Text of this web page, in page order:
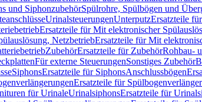
und SiphonzubehörSpülrohre, Spülbögen und
UrinalsteuerungenUnterputzErsatzteile
Ersatzteile für Mit elektronischer
NetzbetriebErsatzteile für Mit
ZubehörErsatzteile für ZubehörRohbau-
Für externe SteuerungenSonstiges Zubehör
SiphonsErsatzteile für SiphonsAnschlussbögen
Ersatzteile für
für UrinaleUrinalsiphonsErsatzteile für